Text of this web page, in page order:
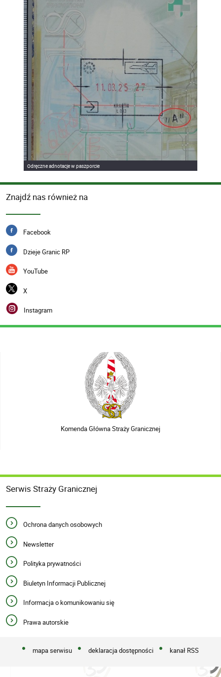
Odręczne adnotacje w paszporcie
Znajdź nas również na
Facebook
Dzieje Granic RP
YouTube
X
Instagram
Komenda Główna Straży Granicznej
Serwis Straży Granicznej
Ochrona danych osobowych
Newsletter
Polityka prywatności
Biuletyn Informacji Publicznej
Informacja o komunikowaniu się
Prawa autorskie
mapa serwisu deklaracja dostępności kanał RSS